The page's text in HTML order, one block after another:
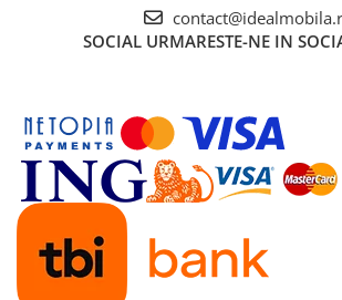
SOCIAL URMARESTE-NE IN